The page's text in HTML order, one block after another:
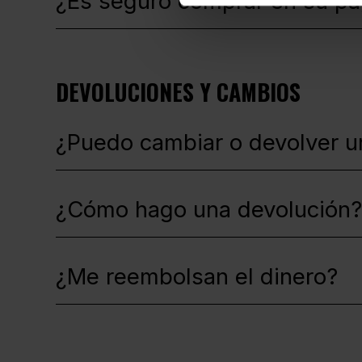
DEVOLUCIONES Y CAMBIOS
¿Puedo cambiar o devolver
¿Cómo hago una devolución?
¿Me reembolsan el dinero?